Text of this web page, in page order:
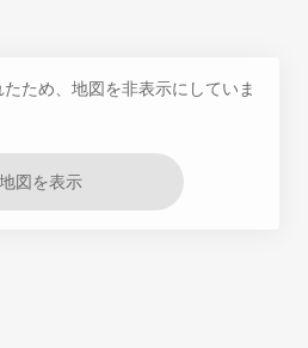
ため、地図を非表示にしていま
地図を表示